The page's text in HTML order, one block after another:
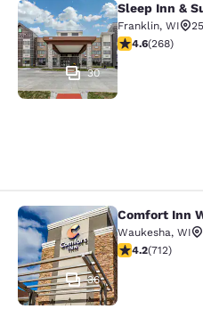
Sleep Inn &
30
Sleep Inn &
Franklin, WI
4.57 étoiles.
4.6(268)
Comfort Inn
36
Comfort Inn
Waukesha, WI
4.15 étoiles.
4.2(712)